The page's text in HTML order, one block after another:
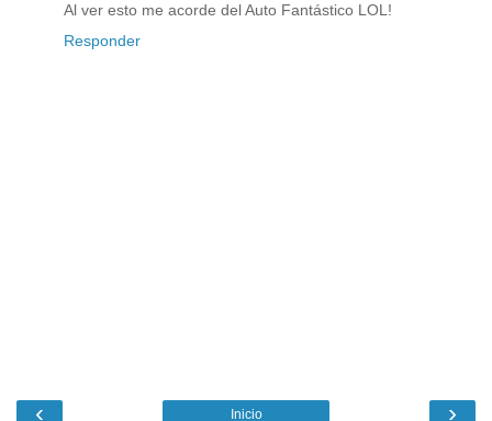
Al ver esto me acorde del Auto Fantástico LOL!
Responder
‹ ›
Inicio